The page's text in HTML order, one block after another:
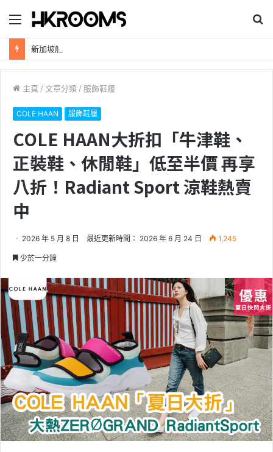
目
錄
尋
主頁 / 文章分類 / 服飾鞋履
COLE HAAN 服飾鞋履
COLE HAAN大折扣「牛津鞋、
正裝鞋、休閒鞋」低至半價 再享
八折！Radiant Sport 涼鞋熱賣
中
2026 年 5 月 8 日 最近更新時間： 2026 年 6 月 24 日 1,245
少於一分鐘